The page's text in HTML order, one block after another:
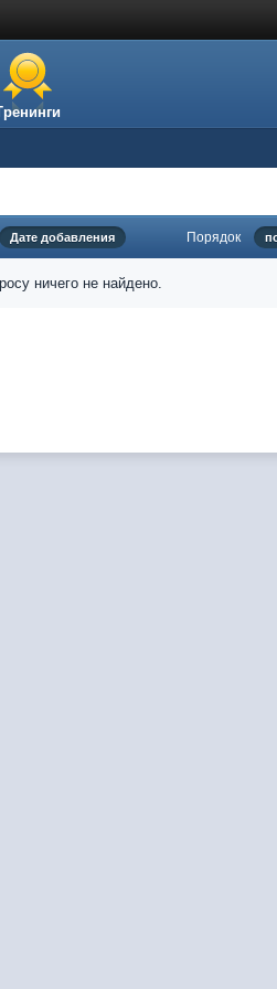
Дате добавления Порядок
ничего не найдено.